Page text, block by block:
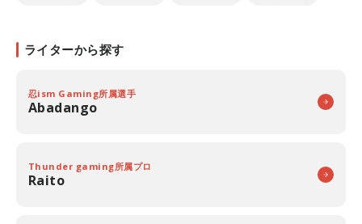
ライターから探す
忍ism Gaming所属選手
Abadango
Thunder gaming所属プロ
Raito